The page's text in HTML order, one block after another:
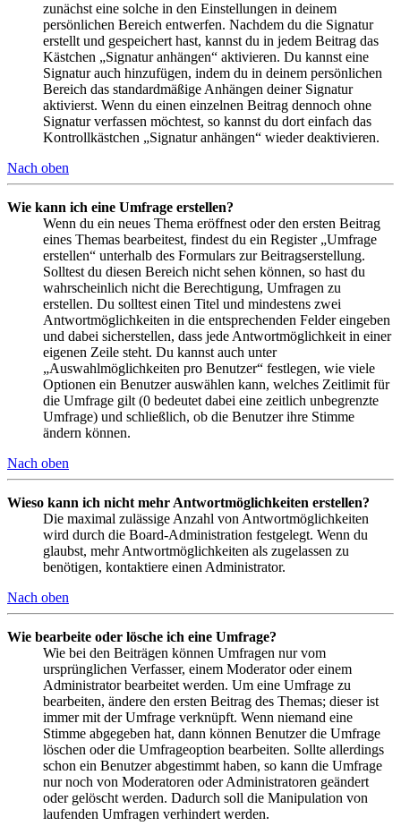
zunächst eine solche in den Einstellungen in deinem
persönlichen Bereich entwerfen. Nachdem du die Signatur
erstellt und gespeichert hast, kannst du in jedem Beitrag das
Kästchen „Signatur anhängen“ aktivieren. Du kannst eine
Signatur auch hinzufügen, indem du in deinem persönlichen
Bereich das standardmäßige Anhängen deiner Signatur
aktivierst. Wenn du einen einzelnen Beitrag dennoch ohne
Signatur verfassen möchtest, so kannst du dort einfach das
Kontrollkästchen „Signatur anhängen“ wieder deaktivieren.
Nach oben
Wie kann ich eine Umfrage erstellen?
Wenn du ein neues Thema eröffnest oder den ersten Beitrag
eines Themas bearbeitest, findest du ein Register „Umfrage
erstellen“ unterhalb des Formulars zur Beitragserstellung.
Solltest du diesen Bereich nicht sehen können, so hast du
wahrscheinlich nicht die Berechtigung, Umfragen zu
erstellen. Du solltest einen Titel und mindestens zwei
Antwortmöglichkeiten in die entsprechenden Felder eingeben
und dabei sicherstellen, dass jede Antwortmöglichkeit in einer
eigenen Zeile steht. Du kannst auch unter
„Auswahlmöglichkeiten pro Benutzer“ festlegen, wie viele
Optionen ein Benutzer auswählen kann, welches Zeitlimit für
die Umfrage gilt (0 bedeutet dabei eine zeitlich unbegrenzte
Umfrage) und schließlich, ob die Benutzer ihre Stimme
ändern können.
Nach oben
Wieso kann ich nicht mehr Antwortmöglichkeiten erstellen?
Die maximal zulässige Anzahl von Antwortmöglichkeiten
wird durch die Board-Administration festgelegt. Wenn du
glaubst, mehr Antwortmöglichkeiten als zugelassen zu
benötigen, kontaktiere einen Administrator.
Nach oben
Wie bearbeite oder lösche ich eine Umfrage?
Wie bei den Beiträgen können Umfragen nur vom
ursprünglichen Verfasser, einem Moderator oder einem
Administrator bearbeitet werden. Um eine Umfrage zu
bearbeiten, ändere den ersten Beitrag des Themas; dieser ist
immer mit der Umfrage verknüpft. Wenn niemand eine
Stimme abgegeben hat, dann können Benutzer die Umfrage
löschen oder die Umfrageoption bearbeiten. Sollte allerdings
schon ein Benutzer abgestimmt haben, so kann die Umfrage
nur noch von Moderatoren oder Administratoren geändert
oder gelöscht werden. Dadurch soll die Manipulation von
laufenden Umfragen verhindert werden.